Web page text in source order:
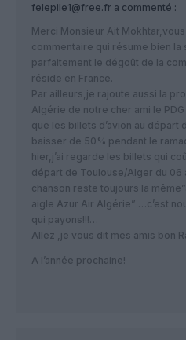
felepile1@free.fr a commenté :
Merci Monsieur Ait
commentaire qui résume bien
parfaitement le dégoût de la
réside en France.
Par ailleurs,je rajoute aussi la
Algérie de notre cher ami le
que les billets d’avion au départ
baisser de 50% pendant le
hier,j’ai regarde les billets qui
départ de Toulouse/Alger du 06
chanson reste toujours la
aigle Azur Air Algérie” …c’est
qui payons!!!…
Allez ,je vous dit mes amis bon
A l’année prochaine!